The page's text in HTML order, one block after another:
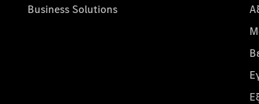
Business Solutions